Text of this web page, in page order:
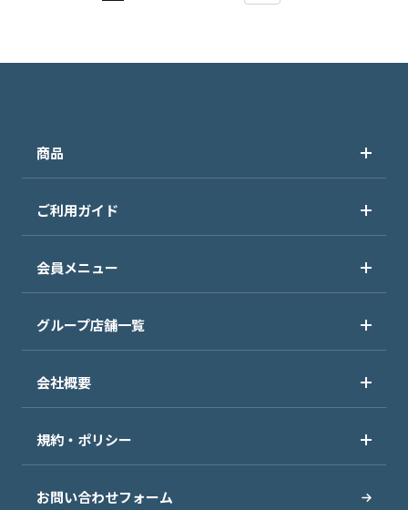
商品
ご利用ガイド
会員メニュー
グループ店舗一覧
会社概要
規約・ポリシー
お問い合わせフォーム